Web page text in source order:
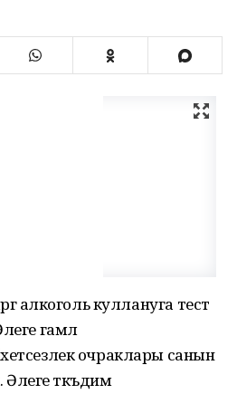
алкоголь куллануга тест
гамәл
очраклары санын
Әлеге тәкъдим